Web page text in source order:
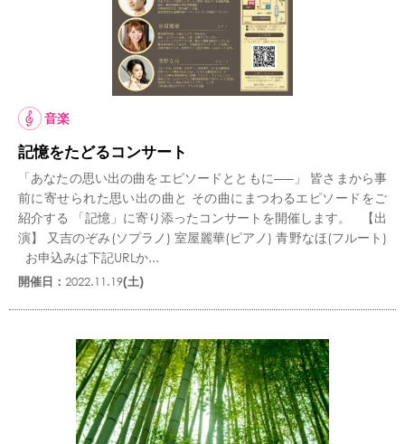
音楽
記憶をたどるコンサート
「あなたの思い出の曲をエピソードとともに――」 皆さまから事
前に寄せられた思い出の曲と その曲にまつわるエピソードをご
紹介する 「記憶」に寄り添ったコンサートを開催します。 【出
演】 又吉のぞみ(ソプラノ) 室屋麗華(ピアノ) 青野なほ(フルート)
お申込みは下記URLか...
開催日： 2022.11.19(土)